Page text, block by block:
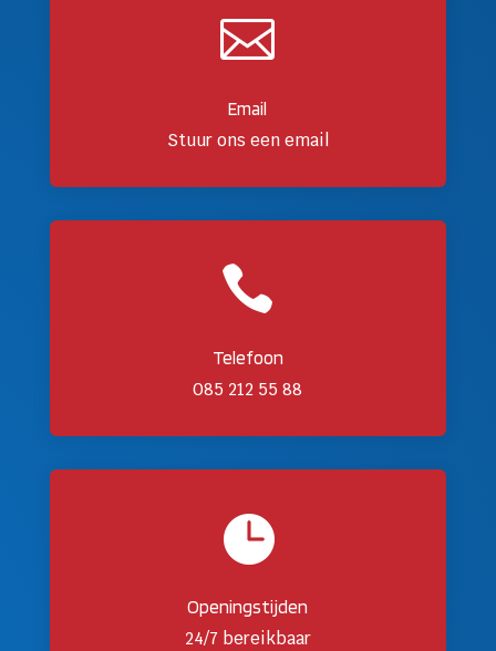

Email
Stuur ons een email

Telefoon
085 212 55 88

Openingstijden
24/7 bereikbaar